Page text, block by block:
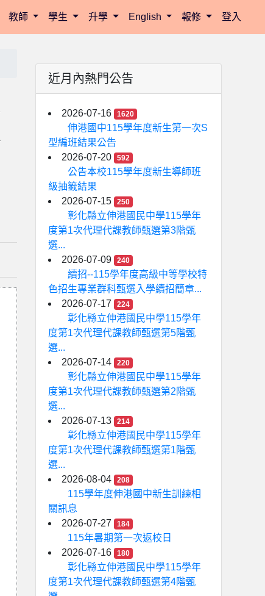
教師 學生 升學 English 報修 登入
近月內熱門公告
2026-07-16 1620
伸港國中115學年度新生第一次S
型編班結果公告
2026-07-20
592
公告本校115學年度新生導師班
級抽籤結果
2026-07-15
250
彰化縣立伸港國民中學115學年
度第1次代理代課教師甄選第3階甄
選...
2026-07-09
240
續招--115學年度高級中等學校特
色招生專業群科甄選入學續招簡章...
2026-07-17
224
彰化縣立伸港國民中學115學年
度第1次代理代課教師甄選第5階甄
選...
2026-07-14
220
彰化縣立伸港國民中學115學年
度第1次代理代課教師甄選第2階甄
選...
2026-07-13
214
彰化縣立伸港國民中學115學年
度第1次代理代課教師甄選第1階甄
選...
2026-08-04
208
115學年度伸港國中新生訓練相
關訊息
2026-07-27
184
115年暑期第一次返校日
2026-07-16
180
彰化縣立伸港國民中學115學年
度第1次代理代課教師甄選第4階甄